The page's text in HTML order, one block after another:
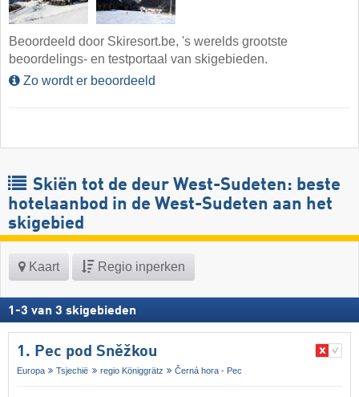
Beoordeeld door Skiresort.be, 's werelds grootste
beoordelings- en testportaal van skigebieden.
Zo wordt er beoordeeld
Skiën tot de deur West-Sudeten: beste
hotelaanbod in de West-Sudeten aan het
skigebied
Kaart Regio inperken
1 -3 van 3 skigebieden
1. Pec pod Sněžkou
Europa Tsjechië regio Königgrätz Černá hora - Pec